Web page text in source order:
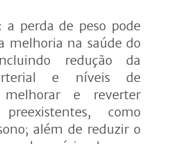
a perda de peso pode
melhoria na saúde do
redução da
e níveis de
melhorar e reverter
preexistentes, como
além de reduzir o